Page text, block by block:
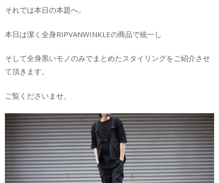
それでは本日の本題へ。
本日は潔く全身RIPVANWINKLEの商品で統一し
そして全身黒いモノのみでまとめたスタイリングをご紹介させ
て頂きます。
ご覧くださいませ。